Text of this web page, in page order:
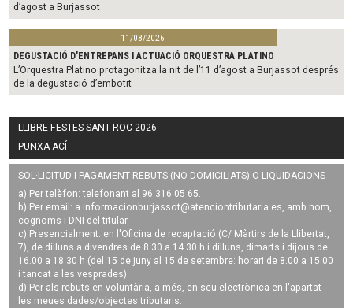
d’agost a Burjassot
11/08/2026
DEGUSTACIÓ D'ENTREPANS I ACTUACIÓ ORQUESTRA PLATINO
L’Orquestra Platino protagonitza la nit de l’11 d’agost a Burjassot després
de la degustació d’embotit
LLIBRE FESTES SANT ROC 2026
PUNXA ACÍ
SOL·LICITUD I PAGAMENT REBUTS (NO DOMICILIATS) O LIQUIDACIONS
a) Per telèfon: telefonant al 96 316 05 65.
b) Per email: a informacionburjassot@atenciontributaria.es, amb nom,
cognoms i DNI del titular.
c) Presencialment: en l'Oficina de recaptació (C/ Màrtirs de la Llibertat,
7), de dilluns a divendres de 8.30 a 14.30 h i dilluns, dimarts i dijous de
16.00 a 18.30 h (del 15 de juny al 15 de setembre: horari de 8.00 a 15.00
i tancat a les vesprades).
d) Per als rebuts en voluntària, a més, en seu electrònica en l'apartat
les meues dades/objectes tributaris.